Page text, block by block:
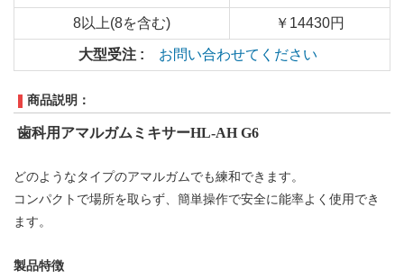
8以上(8を含む) ￥14430円
大型受注 : お問い合わせてください
商品説明：
歯科用 アマルガムミキサーHL-AH G6
どのようなタイプのアマルガムでも練和できます。
コンパクトで場所を取らず、簡単操作で安全に能率よく使用でき
ます。
製品特徴